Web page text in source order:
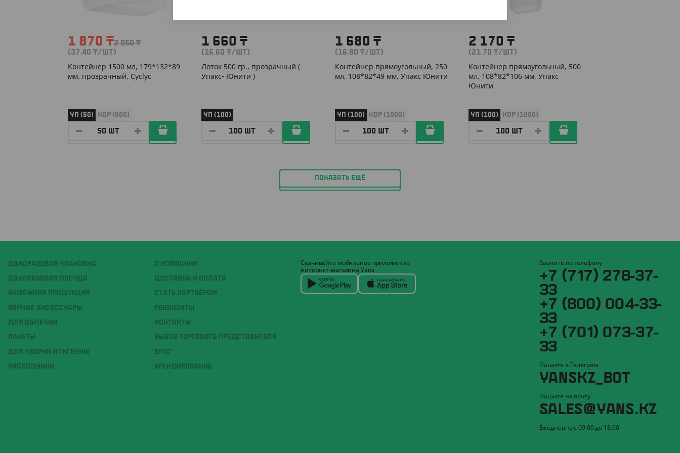
1 870 ₸2 050₸
(37.40 ₸/ШТ)
Контейнер 1500 мл, 179*132*89
мм, прозрачный, Cyclyc
УП (50) КОР (500)
1 660 ₸
(16.60 ₸/ШТ)
Лоток 500 гр., прозрачный (
Упакс- Юнити )
УП (100)
1 680 ₸
(16.80 ₸/ШТ)
Контейнер прямоугольный, 250
мл, 108*82*49 мм, Упакс Юнити
УП (100) КОР (1000)
2 170 ₸
(21.70 ₸/ШТ)
Контейнер прямоугольный, 500
мл, 108*82*106 мм, Упакс
Юнити
УП (100) КОР (1000)
ПОКАЗАТЬ ЕЩЁ
ОДНОРАЗОВАЯ УПАКОВКА
ОДНОРАЗОВАЯ ПОСУДА
БУМАЖНАЯ ПРОДУКЦИЯ
БАРНЫЕ АКСЕССУАРЫ
ДЛЯ ВЫПЕЧКИ
ПАКЕТЫ
ДЛЯ УБОРКИ И ГИГИЕНЫ
РАСХОДНИКИ
О КОМПАНИИ
ДОСТАВКА И ОПЛАТА
СТАТЬ ПАРТНЁРОМ
РЕКВИЗИТЫ
КОНТАКТЫ
ВЫЗОВ ТОРГОВОГО ПРЕДСТАВИТЕЛЯ
БЛОГ
БРЕНДИРОВАНИЕ
Скачивайте мобильное приложение
интернет-магазина Yans
Звоните по телефону
+7 (717) 278-37-
33
+7 (800) 004-33-
33
+7 (701) 073-37-
33
Пишите в Телеграм
YANSKZ_BOT
Пишите на почту
SALES@YANS.KZ
Ежедневно с 09:00 до 18:00